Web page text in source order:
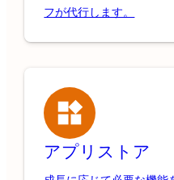
フが代行します。
アプリストア